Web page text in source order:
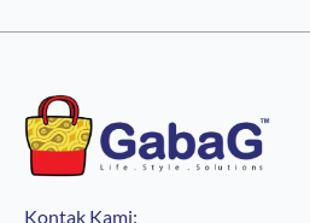
Kontak Kami: